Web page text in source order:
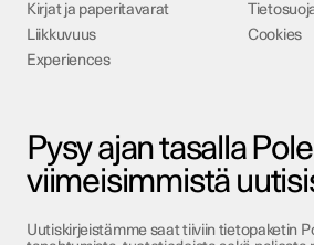
Kirjat ja paperitavarat
Liikkuvuus
Experiences
Cookies
Pysy ajan tasalla
viimeisimmistä
Uutiskirjeistämme saat tiiviin tietopaketin